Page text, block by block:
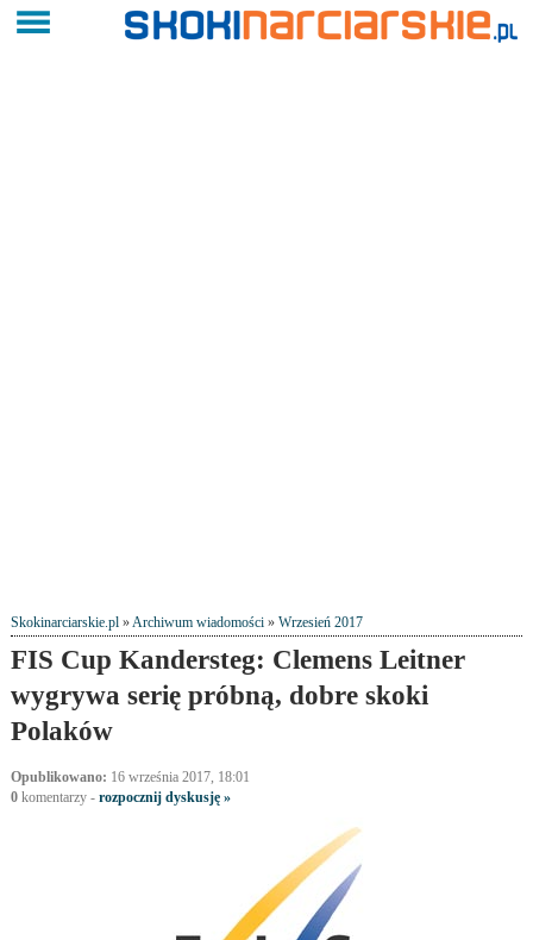
Skokinarciarskie.pl»Archiwum wiadomości» Wrzesień 2017
FIS Cup Kandersteg: Clemens Leitner
wygrywa serię próbną, dobre skoki
Polaków
Opublikowano: 16 września 2017, 18:01
0komentarzy - rozpocznij dyskusję »